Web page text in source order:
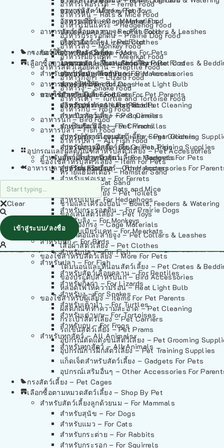
อาหารเฟอร์เร็ต – Ferret Food
อาหารหนู – Rats & Mice Food
อาหารเม่นแคระ – Hedgehog Food
อาหารกระรอกดิน – Prairie Dog Food
อาหารลิง – Monkey Food
อาหารเมียร์แคท – Meerkat Food
อาหารสัตว์เลี้อยคลาน – Reptile Food
อาหารกิ้งก่า – Lizard Food
อาหารงู – Snake Food
อาหารเต่า – Turtle and Tortoise Food
อาหารกบ – Frog Food
อาหารนก – Bird Food
อาหารปลา – Fish Food
อาหารปลา – All Fish Food
อุปกรณและผลิตภัณฑ์สำหรับสัตว์เลี้ยง – Pet Accessories
ของใช้สำหรับสัตว์เลี้ยง – Item For Pets
ทรายแฮมสเตอร์ – Hamster Sand
ทรายแมว – Cat Sand
ห้องน้ำสัตว์เลี้ยง – Pet Toilets
ชามและเครื่องป้อน – Bowls, Feeders & Watering
ของเล่นสัตว์เลี้ยง – Pet Toys
วัสดุรองกรง – Cage Materials
ปลอกคอและสายจูง – Pet Collars & Leashes
เสื้อผ้าสัตว์เลี้ยง – Pet Clothes
ของใช้สำหรับสัตว์เลี้ยง – More For Pets
โดมนอนและที่นอนสัตว์เลี้ยง – Pet Crates &
ของประดับสำหรับนก – Bird Accessories
หลอดไฟให้ความร้อน – Heat Light Bulb
ของใช้สำหรับผู้เลี้ยง – Items For Pet Parents
ผลิตภัณฑ์ทำความสะอาด – Pet Cleaning
กระเป๋าสัตว์เลี้ยง – Pet Carriers
รถเข็นสัตว์เลี้ยง – Pet Prams
อุปกรณ์ตัดแต่งขนสัตว์เลี้ยง – Pet Grooming
อุปกรณ์การฝึกสัตว์เลี้ยง – Pet Training Supplies
แก็ดเจ็ตสำหรับสัตว์เลี้ยง – Gadgets For Pets
อุปกรณ์เสริมอื่นๆ – Other Accessories For
กรงสัตว์เลี้ยง – Pet Cages
เลือกซื้อตามหมวดสัตว์เลี้ยง – Shop By Pet
สำหรับสัตว์เลี้ยงลูกด้วยนม – For Mammals
สำหรับสุนัข – For Dogs
สำหรับแมว – For Cats
สำหรับกระต่าย – For Rabbits
สำหรับกระรอก – For Squirrels
อาหารลิง – Monkey Food
อาหารเมียร์แคท – Meerkat Food
อาหารสัตว์เลี้อยคลาน – Reptile Food
อาหารกิ้งก่า – Lizard Food
อาหารงู – Snake Food
อาหารเต่า – Turtle and Tortoise Food
อาหารกบ – Frog Food
อาหารนก – Bird Food
อาหารปลา – Fish Food
อาหารปลา – All Fish Food
ของเล่นสัตว์เลี้ยง – Pet Toys
วัสดุรองกรง – Cage Materials
ปลอกคอและสายจูง – Pet Collars & Leashes
เสื้อผ้าสัตว์เลี้ยง – Pet Clothes
ของใช้สำหรับสัตว์เลี้ยง – More For Pets
โดมนอนและที่นอนสัตว์เลี้ยง – Pet Crates &
ของประดับสำหรับนก – Bird Accessories
หลอดไฟให้ความร้อน – Heat Light Bulb
ของใช้สำหรับผู้เลี้ยง – Items For Pet Parents
ผลิตภัณฑ์ทำความสะอาด – Pet Cleaning
กระเป๋าสัตว์เลี้ยง – Pet Carriers
รถเข็นสัตว์เลี้ยง – Pet Prams
อุปกรณ์ตัดแต่งขนสัตว์เลี้ยง – Pet Grooming
อุปกรณ์การฝึกสัตว์เลี้ยง – Pet Training Supplies
แก็ดเจ็ตสำหรับสัตว์เลี้ยง – Gadgets For Pets
อุปกรณ์เสริมอื่นๆ – Other Accessories For
กรงสัตว์เลี้ยง – Pet Cages
เลือกซื้อตามหมวดสัตว์เลี้ยง – Shop By Pet
สำหรับสัตว์เลี้ยงลูกด้วยนม – For Mammals
สำหรับสุนัข – For Dogs
สำหรับแมว – For Cats
สำหรับกระต่าย – For Rabbits
สำหรับกระรอก – For Squirrels
สำหรับชินชิล่า – For Chinchillas
สำหรับชูการ์ไกลเดอร์ – For Sugar Gliders
สำหรับหนูแกสบี้ – For Guinea Pigs
สำหรับสัตว์เลี้ยงลูกด้วยนม – For Mammals
สำหรับแฮมสเตอร์ – For Hamsters
สำหรับเฟอเรท – For Ferrets
สำหรับหนู – For Rats and Mice
สำหรับเม่น – For Hedgehogs
สำหรับกระรอกดิน – For Prairie Dogs
สำหรับลิง – For Monkeys
สำหรับเมียร์แคท – For Meerkats
สำหรับนก – For Birds
สำหรับปลา – For Fish
สำหรับปลา – For Fish
สำหรับสัตว์เลื้อยคลาน – For Reptiles
สำหรับกิ้งก่า – For Lizards
สำหรับงู – For Snakes
สำหรับเต่าน้ำ – For Turtles
สำหรับเต่าบก – For Tortoises
สำหรับกบ – For Frogs
สำหรับทุกสัตว์ – All Animals
สำหรับทุกสัตว์ – All Animals
อาหารปลา – Fish Food
Clear
เข้าสู่ระบบ/ลงชื่อ